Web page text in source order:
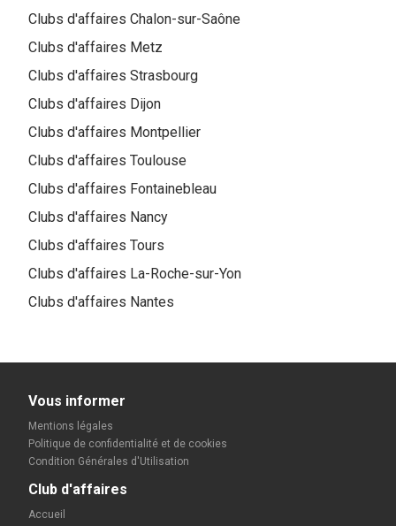
Clubs d'affaires Chalon-sur-Saône
Clubs d'affaires Metz
Clubs d'affaires Strasbourg
Clubs d'affaires Dijon
Clubs d'affaires Montpellier
Clubs d'affaires Toulouse
Clubs d'affaires Fontainebleau
Clubs d'affaires Nancy
Clubs d'affaires Tours
Clubs d'affaires La-Roche-sur-Yon
Clubs d'affaires Nantes
Vous informer
Mentions légales
Politique de confidentialité et de cookies
Condition Générales d'Utilisation
Club d'affaires
Accueil